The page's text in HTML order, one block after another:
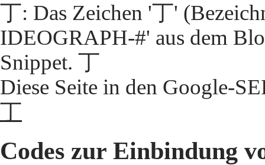
丁: Das Zeichen '丁'
IDEOGRAPH-#' aus dem
Snippet. 丁
Diese Seite in den Google-
丁
Codes zur Einbindung